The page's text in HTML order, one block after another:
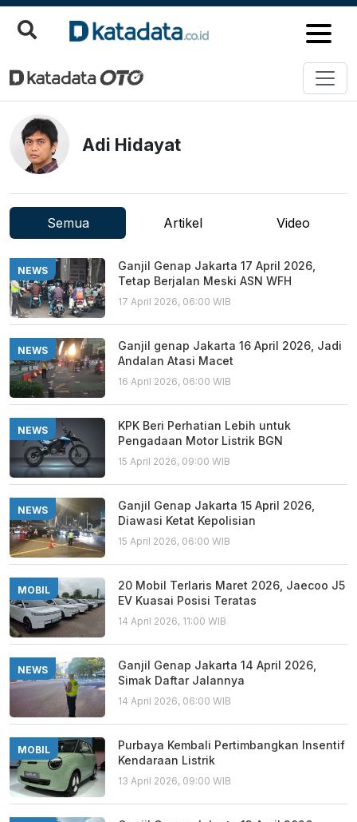
Adi Hidayat - KatadataOTO
Adi Hidayat
Semua Artikel Video
NEWS
Ganjil Genap Jakarta 17 April 2026,
Tetap Berjalan Meski ASN WFH
17 April 2026, 06:00 WIB
NEWS
Ganjil genap Jakarta 16 April 2026, Jadi
Andalan Atasi Macet
16 April 2026, 06:00 WIB
NEWS
KPK Beri Perhatian Lebih untuk
Pengadaan Motor Listrik BGN
15 April 2026, 09:00 WIB
NEWS
Ganjil Genap Jakarta 15 April 2026,
Diawasi Ketat Kepolisian
15 April 2026, 06:00 WIB
MOBIL
20 Mobil Terlaris Maret 2026, Jaecoo J5
EV Kuasai Posisi Teratas
14 April 2026, 11:00 WIB
NEWS
Ganjil Genap Jakarta 14 April 2026,
Simak Daftar Jalannya
14 April 2026, 06:00 WIB
MOBIL
Purbaya Kembali Pertimbangkan Insentif
Kendaraan Listrik
13 April 2026, 09:00 WIB